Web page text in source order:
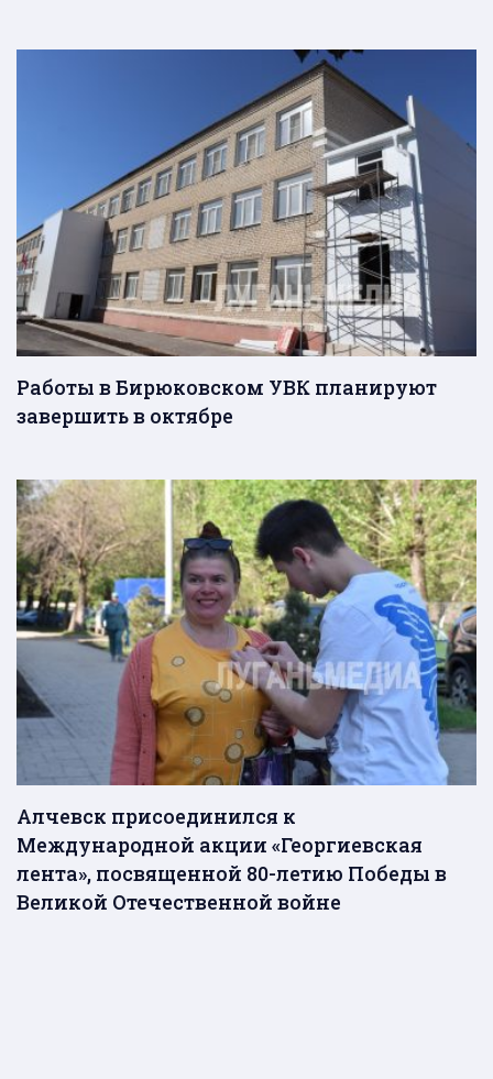
Работы в Бирюковском УВК планируют
завершить в октябре
Алчевск присоединился к
Международной акции «Георгиевская
лента», посвященной 80-летию Победы в
Великой Отечественной войне